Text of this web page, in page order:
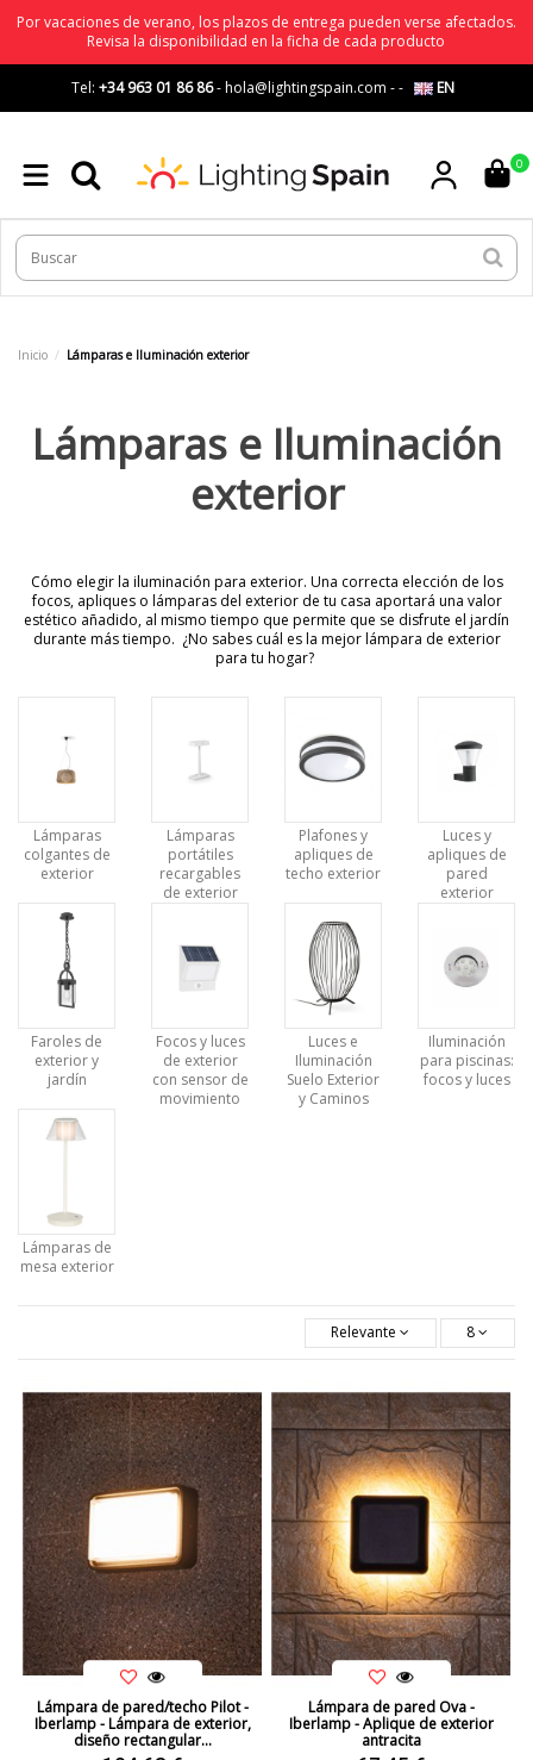
Por vacaciones de verano, los plazos de entrega pueden verse afectados.
Revisa la disponibilidad en la ficha de cada producto
Tel: +34 963 01 86 86-hola@lightingspain.com -- EN
0
Inicio Lámparas e Iluminación exterior
Lámparas e Iluminación
exterior
Cómo elegir la iluminación para exterior. Una correcta elección de los
focos, apliques o lámparas del exterior de tu casa aportará una valor
estético añadido, al mismo tiempo que permite que se disfrute el jardín
durante más tiempo. ¿No sabes cuál es la mejor lámpara de exterior
para tu hogar?
Lámparas
colgantes de
exterior
Lámparas
portátiles
recargables
de exterior
Plafones y
apliques de
techo exterior
Luces y
apliques de
pared
exterior
Faroles de
exterior y
jardín
Focos y luces
de exterior
con sensor de
movimiento
Luces e
Iluminación
Suelo Exterior
y Caminos
Iluminación
para piscinas:
focos y luces
Lámparas de
mesa exterior
Relevante 8
Lámpara de pared/techo Pilot -
Iberlamp - Lámpara de exterior,
diseño rectangular...
Lámpara de pared Ova -
Iberlamp - Aplique de exterior
antracita